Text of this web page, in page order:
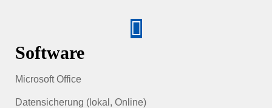
Software
Microsoft Office
Datensicherung (lokal, Online)